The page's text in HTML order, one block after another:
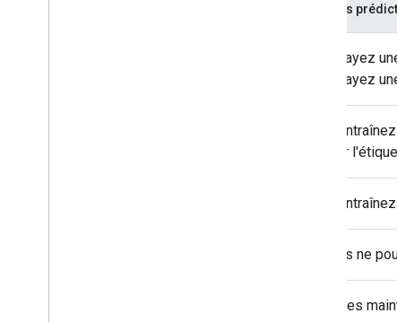
Si les
Essayez
essayez
pour
Vous ne
Vous êtes